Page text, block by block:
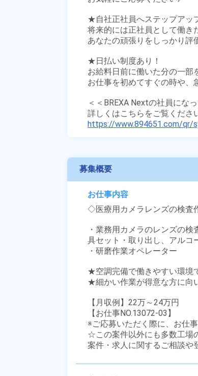
★自社正社員へステップアッ
将来的には正社員として働
あなたの頑張りをしっかり評
★日払い制度あり！
お給料日前に働いた分の一部
お仕事を初めてすぐの時や
＜＜BREXA Nextの社員にな
https://www.894651.com/qr/
募集概要
お仕事内容
◇医療用カメラレンズの検査
・業務用カメラのレンズの
具セット・取り出し、アルコ
・研磨作業オペレーター
★空調完備で働きやすい環境
★細かい作業が得意な方に向
【月収例】22万～24万円
【お仕事NO.13072-03】
※ご応募いただく際に、お仕事
☆この案件以外にも多数工場
案件・求人に関するご相談や